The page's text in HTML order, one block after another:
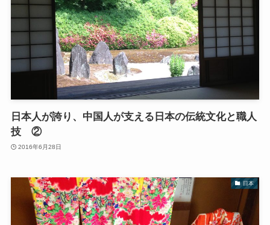
日本人が誇り、中国人が支える日本の伝統文化と職人
技 ②
2016年6月28日
日本